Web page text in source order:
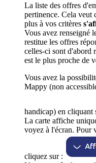
La liste des offres
pertinence. Cela veut
plus à vos critères
Vous avez renseigné
restitue les offres
celles-ci sont d'abord
est le plus proche de
Vous avez la
Mappy (non
handicap) en cliquant
La carte affiche
voyez à l'écran. Pour
cliquez sur :